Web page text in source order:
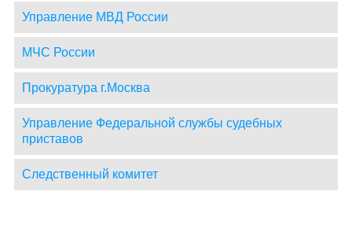
Управление МВД России
МЧС России
Прокуратура г.Москва
Управление Федеральной службы судебных
приставов
Следственный комитет